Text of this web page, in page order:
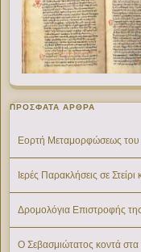
ΠΡΌΣΦΑΤΑ ΆΡΘΡΑ
Εορτή Μεταμορφώσεως
Ιερές Παρακλήσεις σε Στείρι
Δρομολόγια Επιστροφής
Ο Σεβασμιώτατος κοντά στα